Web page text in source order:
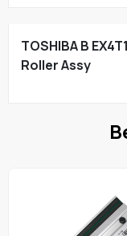
TOSHIBA B
Roller Assy